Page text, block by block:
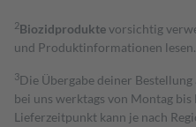
2Biozidproduktevorsichtig
und Produktinformationen lesen.
3Die Übergabe deiner
bei uns werktags von Montag
Lieferzeitpunkt kann je nach